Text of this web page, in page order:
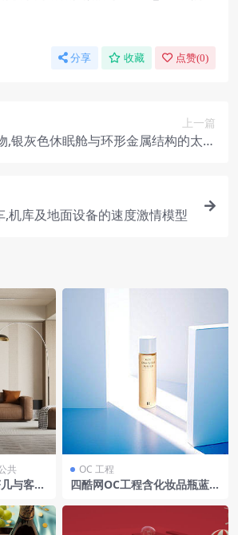
分享 收藏 点赞(0)
上一篇
,银灰色休眠舱与环形金属结构的太空
,机库及地面设备的速度激情模型
共
与客厅
OC 工程
四酷网OC工程含化妆品瓶蓝色